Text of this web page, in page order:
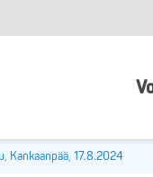
Kankaanpää, 17.8.2024